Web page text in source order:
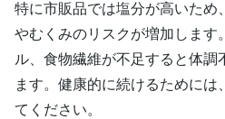
特に市販品では塩分が高いため
やむくみのリスクが増加します
ル、食物繊維が不足すると体調
ます。健康的に続けるためには
てください。